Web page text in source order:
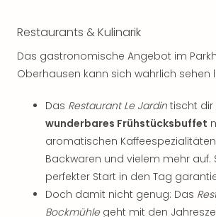
Restaurants & Kulinarik
Das gastronomische Angebot im
Oberhausen kann sich wahrlich sehen
Das Restaurant Le Jardin tischt dir
wunderbares Frühstücksbuffet
aromatischen
Backwaren und vielem mehr auf.
perfekter Start in den Tag
Doch damit nicht genug: Das
Bockmühlegeht mit den